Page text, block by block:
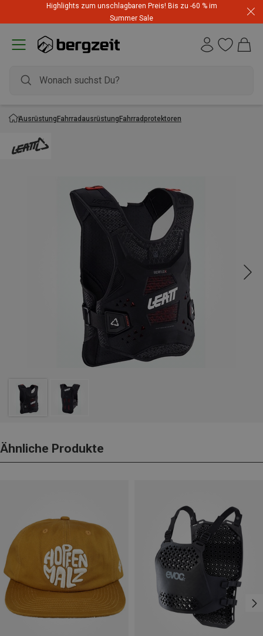
Highlights zum unschlagbaren Preis! Bis zu -60 % im
Summer Sale
AusrüstungFahrradausrüstungFahrradprotektoren
Ähnliche Produkte